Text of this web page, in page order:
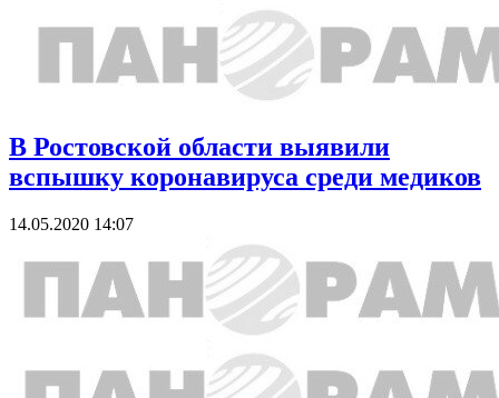
В Ростовской области выявили
вспышку коронавируса среди медиков
14.05.2020 14:07